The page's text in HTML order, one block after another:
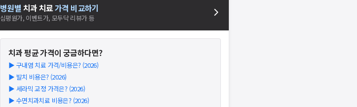
병원별 치과치료가격 비교하기
심평원가, 이벤트가, 모두닥 리뷰가 등
치과평균 가격이 궁금하다면?
▶ 구내염 치료 가격/비용은? (2026)
▶ 발치 비용은? (2026)
▶ 세라믹 교정 가격은? (2026)
▶ 수면치과치료 비용은? (2026)